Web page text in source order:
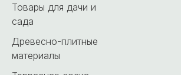
Товары для дачи и
сада
Древесно-плитные
материалы